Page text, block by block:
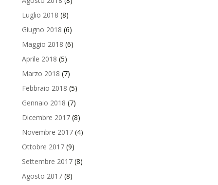
Luglio 2018 (8)
Giugno 2018 (6)
Maggio 2018 (6)
Aprile 2018 (5)
Marzo 2018 (7)
Febbraio 2018 (5)
Gennaio 2018 (7)
Dicembre 2017(8)
Novembre 2017(4)
Ottobre 2017(9)
Settembre 2017(8)
Agosto 2017(8)